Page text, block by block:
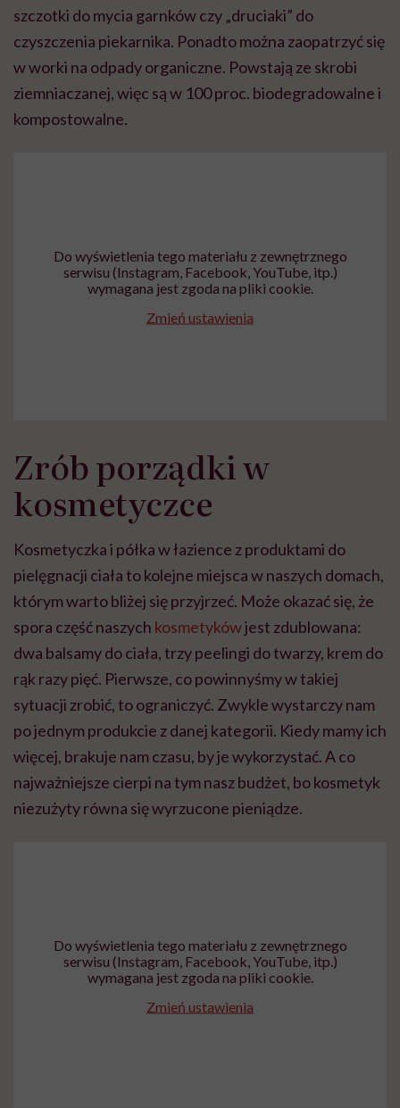
szczotki do mycia garnków czy „druciaki” do
czyszczenia piekarnika. Ponadto można zaopatrzyć się
w worki na odpady organiczne. Powstają ze skrobi
ziemniaczanej, więc są w 100 proc. biodegradowalne i
kompostowalne.
Do wyświetlenia tego materiału z zewnętrznego
serwisu (Instagram, Facebook, YouTube, itp.)
wymagana jest zgoda na pliki cookie.
Zmień ustawienia
Zrób porządki w
kosmetyczce
Kosmetyczka i półka w łazience z produktami do
pielęgnacji ciała to kolejne miejsca w naszych domach,
którym warto bliżej się przyjrzeć. Może okazać się, że
spora część naszych kosmetykówjest zdublowana:
dwa balsamy do ciała, trzy peelingi do twarzy, krem do
rąk razy pięć. Pierwsze, co powinnyśmy w takiej
sytuacji zrobić, to ograniczyć. Zwykle wystarczy nam
po jednym produkcie z danej kategorii. Kiedy mamy ich
więcej, brakuje nam czasu, by je wykorzystać. A co
najważniejsze cierpi na tym nasz budżet, bo kosmetyk
niezużyty równa się wyrzucone pieniądze.
Do wyświetlenia tego materiału z zewnętrznego
serwisu (Instagram, Facebook, YouTube, itp.)
wymagana jest zgoda na pliki cookie.
Zmień ustawienia